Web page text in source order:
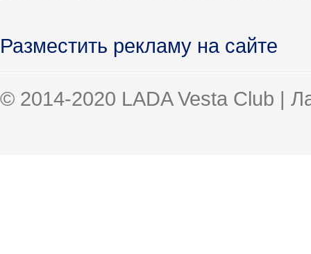
Разместить рекламу на сайте
© 2014-2020 LADA Vesta Club |